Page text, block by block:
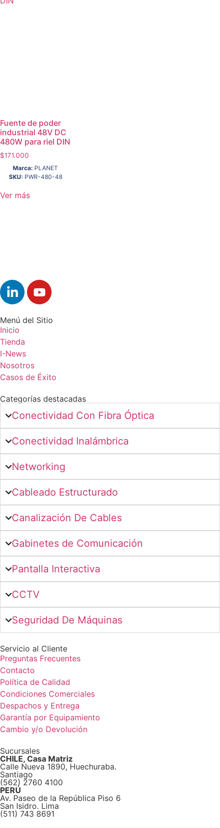
Fuente de poder
industrial 48V DC
480W para riel DIN
$171.000
Marca: PLANET
SKU: PWR-480-48
Ver más
Menú del Sitio
Inicio
Tienda
I-News
Nosotros
Casos de Éxito
Categorías destacadas
Conectividad Con Fibra Óptica
Conectividad Inalámbrica
Networking
Cableado Estructurado
Canalización De Cables
Gabinetes de Comunicación
Pantalla Interactiva
CCTV
Seguridad De Máquinas
Servicio al Cliente
Preguntas Frecuentes
Contacto
Política de Calidad
Condiciones Comerciales
Despachos y Entrega
Garantía por Equipamiento
Cambio y/o Devolución
Sucursales
CHILE, Casa Matriz
Calle Nueva 1890, Huechuraba.
Santiago
(562) 2760 4100
PERÚ
Av. Paseo de la República Piso 6
San Isidro. Lima
(511) 743 8691